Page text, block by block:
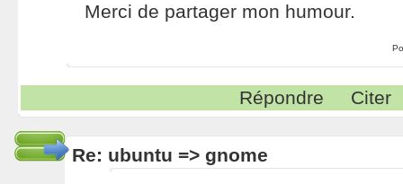
Merci de partager mon humour.
Répondre Citer
Re: ubuntu => gnome